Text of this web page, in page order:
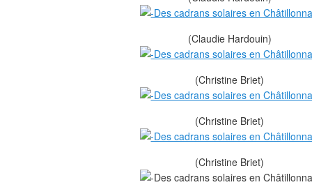
(Claudie Hardouin)
(Christine Briet)
(Christine Briet)
(Christine Briet)